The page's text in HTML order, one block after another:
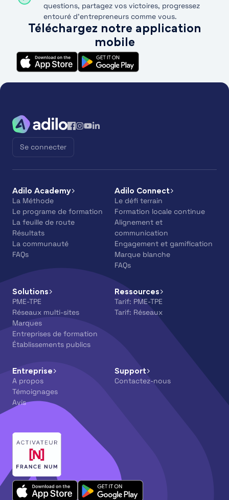
questions, partagez vos victoires, progressez
entouré d'entrepreneurs comme vous.
Téléchargez notre application
mobile
Se connecter
Adilo Academy
La Méthode
Le programe de formation
La feuille de route
Résultats
La communauté
FAQs
Adilo Connect
Le défi terrain
Formation locale continue
Alignement et
communication
Engagement et gamification
Marque blanche
FAQs
Solutions
PME-TPE
Réseaux multi-sites
Marques
Entreprises de formation
Établissements publics
Ressources
Tarif: PME-TPE
Tarif: Réseaux
Entreprise
A propos
Témoignages
Avis
Support
Contactez-nous